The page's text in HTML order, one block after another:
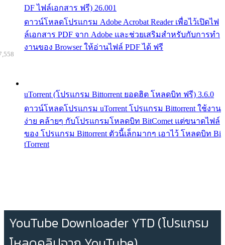
DF ไฟล์เอกสาร ฟรี) 26.001
ดาวน์โหลดโปรแกรม Adobe Acrobat Reader เพื่อไว้เปิดไฟ
ล์เอกสาร PDF จาก Adobe และช่วยเสริมสำหรับกับการทำ
งานของ Browser ให้อ่านไฟล์ PDF ได้ ฟรี
uTorrent (โปรแกรม Bittorrent ยอดฮิต โหลดบิท ฟรี) 3.6.0
ดาวน์โหลดโปรแกรม uTorrent โปรแกรม Bittorrent ใช้งาน
ง่าย คล้ายๆ กับโปรแกรมโหลดบิท BitComet แต่ขนาดไฟล์
ของ โปรแกรม Bittorrent ตัวนี้เล็กมากๆ เอาไว้ โหลดบิท Bi
tTorrent
YouTube Downloader YTD (โปรแกรม